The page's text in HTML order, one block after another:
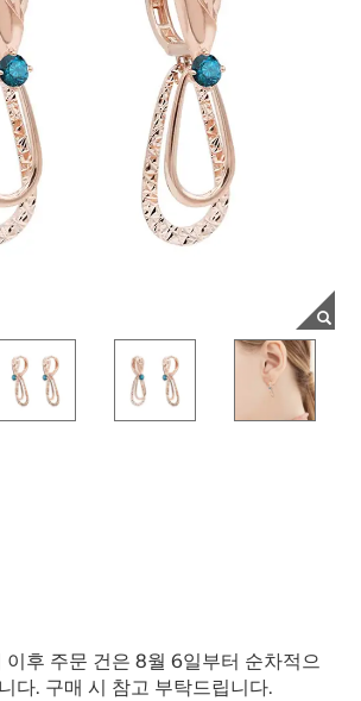
이후 주문 건은 8월 6일부터 순차적으
다. 구매 시 참고 부탁드립니다.